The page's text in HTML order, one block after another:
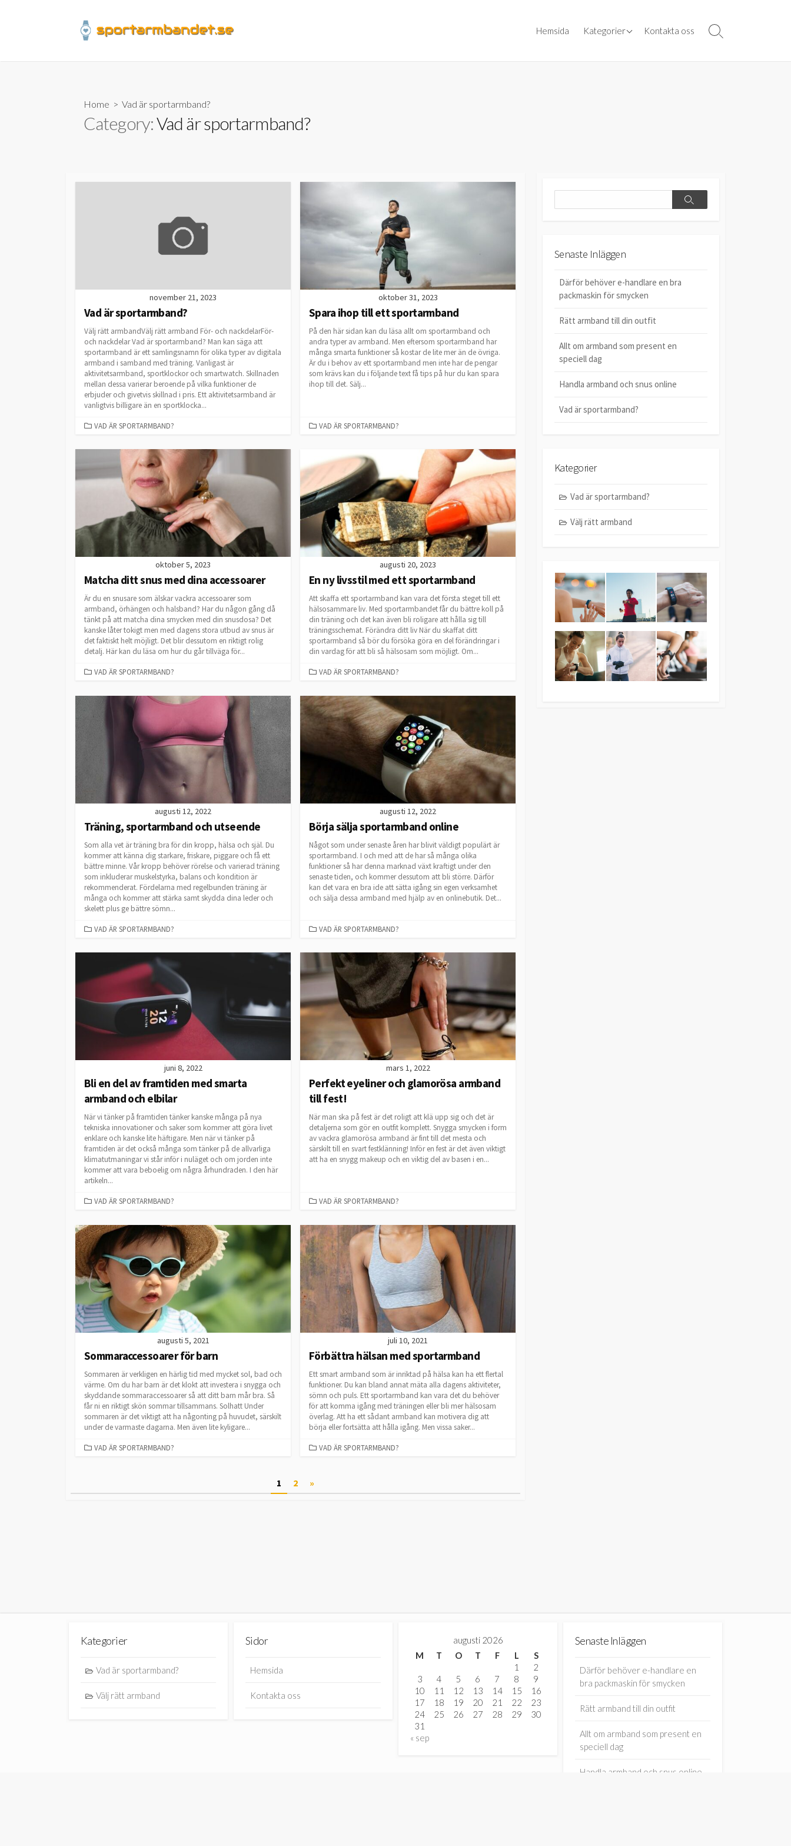
Hemsida Kategorier
Vad är sportarmband?Kontakta oss
Search
Home > Vad är sportarmband?
Category:Vad är sportarmband?
november 21, 2023
Vad är sportarmband?
Välj rätt armbandVälj rätt armband För- och nackdelarFör-
och nackdelar Vad är sportarmband? Man kan säga att
sportarmband är ett samlingsnamn för olika typer av digitala
armband i samband med träning. Vanligast är
aktivitetsarmband, sportklockor och smartwatch. Skillnaden
mellan dessa varierar beroende på vilka funktioner de
erbjuder och givetvis skillnad i pris. Ett aktivitetsarmband är
vanligtvis billigare än en sportklocka...
CATEGORIES
VAD ÄR SPORTARMBAND?
oktober 31, 2023
Spara ihop till ett sportarmband
På den här sidan kan du läsa allt om sportarmband och
andra typer av armband. Men eftersom sportarmband har
många smarta funktioner så kostar de lite mer än de övriga.
Är du i behov av ett sportarmband men inte har de pengar
som krävs kan du i följande text få tips på hur du kan spara
ihop till det. Sälj...
CATEGORIES
VAD ÄR SPORTARMBAND?
oktober 5, 2023
Matcha ditt snus med dina accessoarer
Är du en snusare som älskar vackra accessoarer som
armband, örhängen och halsband? Har du någon gång då
tänkt på att matcha dina smycken med din snusdosa? Det
kanske låter tokigt men med dagens stora utbud av snus är
det faktiskt helt möjligt. Det blir dessutom en riktigt rolig
detalj. Här kan du läsa om hur du går tillväga för...
CATEGORIES
VAD ÄR SPORTARMBAND?
augusti 20, 2023
En ny livsstil med ett sportarmband
Att skaffa ett sportarmband kan vara det första steget till ett
hälsosammare liv. Med sportarmbandet får du bättre koll på
din träning och det kan även bli roligare att hålla sig till
träningsschemat. Förändra ditt liv När du skaffat ditt
sportarmband så bör du försöka göra en del förändringar i
din vardag för att bli så hälsosam som möjligt. Om...
CATEGORIES
VAD ÄR SPORTARMBAND?
augusti 12, 2022
Träning, sportarmband och utseende
Som alla vet är träning bra för din kropp, hälsa och själ. Du
kommer att känna dig starkare, friskare, piggare och få ett
bättre minne. Vår kropp behöver rörelse och varierad träning
som inkluderar muskelstyrka, balans och kondition är
rekommenderat. Fördelarna med regelbunden träning är
många och kommer att stärka samt skydda dina leder och
skelett plus ge bättre sömn...
CATEGORIES
VAD ÄR SPORTARMBAND?
augusti 12, 2022
Börja sälja sportarmband online
Något som under senaste åren har blivit väldigt populärt är
sportarmband. I och med att de har så många olika
funktioner så har denna marknad växt kraftigt under den
senaste tiden, och kommer dessutom att bli större. Därför
kan det vara en bra ide att sätta igång sin egen verksamhet
och sälja dessa armband med hjälp av en onlinebutik. Det...
CATEGORIES
VAD ÄR SPORTARMBAND?
juni 8, 2022
Bli en del av framtiden med smarta
armband och elbilar
När vi tänker på framtiden tänker kanske många på nya
tekniska innovationer och saker som kommer att göra livet
enklare och kanske lite häftigare. Men när vi tänker på
framtiden är det också många som tänker på de allvarliga
klimatutmaningar vi står inför i nuläget och om jorden inte
kommer att vara beboelig om några århundraden. I den här
artikeln...
CATEGORIES
VAD ÄR SPORTARMBAND?
mars 1, 2022
Perfekt eyeliner och glamorösa armband
till fest!
När man ska på fest är det roligt att klä upp sig och det är
detaljerna som gör en outfit komplett. Snygga smycken i form
av vackra glamorösa armband är fint till det mesta och
särskilt till en svart festklänning! Inför en fest är det även viktigt
att ha en snygg makeup och en viktig del av basen i en...
CATEGORIES
VAD ÄR SPORTARMBAND?
augusti 5, 2021
Sommaraccessoarer för barn
Sommaren är verkligen en härlig tid med mycket sol, bad och
värme. Om du har barn är det klokt att investera i snygga och
skyddande sommaraccessoarer så att ditt barn mår bra. Så
får ni en riktigt skön sommar tillsammans. Solhatt Under
sommaren är det viktigt att ha någonting på huvudet, särskilt
under de varmaste dagarna. Men även lite kyligare...
CATEGORIES
VAD ÄR SPORTARMBAND?
juli 10, 2021
Förbättra hälsan med sportarmband
Ett smart armband som är inriktad på hälsa kan ha ett flertal
funktioner. Du kan bland annat mäta alla dagens aktiviteter,
sömn och puls. Ett sportarmband kan vara det du behöver
för att komma igång med träningen eller bli mer hälsosam
överlag. Att ha ett sådant armband kan motivera dig att
börja eller fortsätta att hålla igång. Men vissa saker...
CATEGORIES
VAD ÄR SPORTARMBAND?
1 2 »
Search
Senaste Inläggen
Därför behöver e-handlare en bra
packmaskin för smycken
Rätt armband till din outfit
Allt om armband som present en
speciell dag
Handla armband och snus online
Vad är sportarmband?
Kategorier
Vad är sportarmband?
Välj rätt armband
Kategorier
Vad är sportarmband?
Välj rätt armband
Sidor
Hemsida
Kontakta oss
augusti 2026
M
T O T F L
S
1
2
3
4 5 6 7 8
9
10
11 12 13 14 15
16
17
18 19 20 21 22
23
24
25 26 27 28 29
30
31
« sep
Senaste Inläggen
Därför behöver e-handlare en
bra packmaskin för smycken
Rätt armband till din outfit
Allt om armband som present en
speciell dag
Handla armband och snus online